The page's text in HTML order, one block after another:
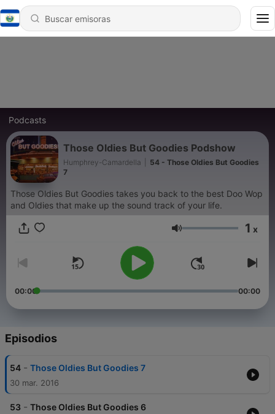
Podcasts
Those Oldies But Goodies Podshow
Humphrey-Camardella
54 - Those Oldies But Goodies
7
Those Oldies But Goodies takes you back to the best Doo Wop
and Oldies that make up the sound track of your life.
Volumen 1 x
00:00 00:00
Episodios
54 - Those Oldies But Goodies 7
30 mar. 2016
53 - Those Oldies But Goodies 6